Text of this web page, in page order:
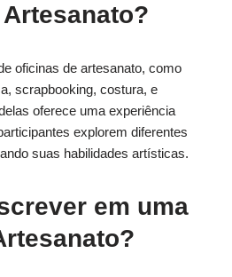
oficinas de artesanato, como
scrapbooking, costura, e
oferece uma experiência
explorem diferentes
suas habilidades artísticas.
em uma